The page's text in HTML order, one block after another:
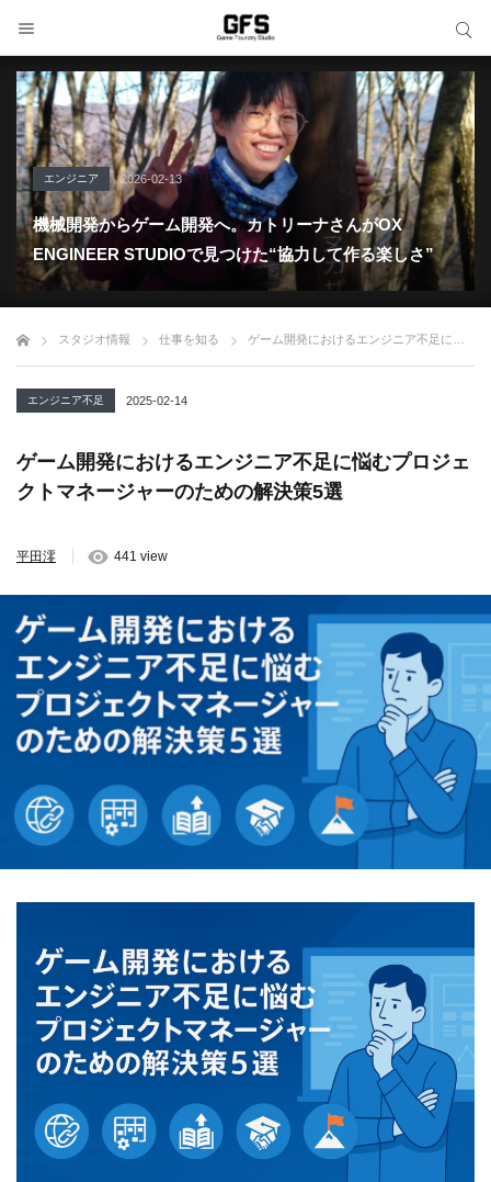
エンジニア 2026-02-13
機械開発からゲーム開発へ。カトリーナさんがOX
ENGINEER STUDIOで見つけた“協力して作る楽しさ”
スタジオ情報 仕事を知る ゲーム開発におけるエンジニア不足に悩むプロジェクトマネージャーのための解決策5選
エンジニア不足 2025-02-14
ゲーム開発におけるエンジニア不足に悩むプロジェ
クトマネージャーのための解決策5選
平田澪 441 view
サイト内検索